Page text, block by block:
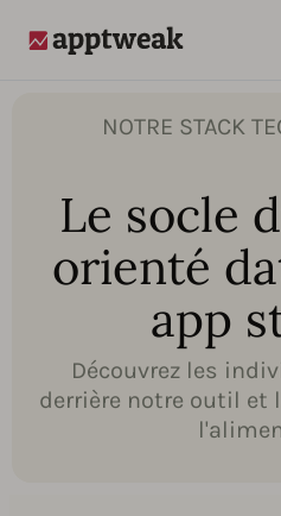
NOTRE STACK
Le socle
orienté
app
Découvrez les
derrière notre outil et